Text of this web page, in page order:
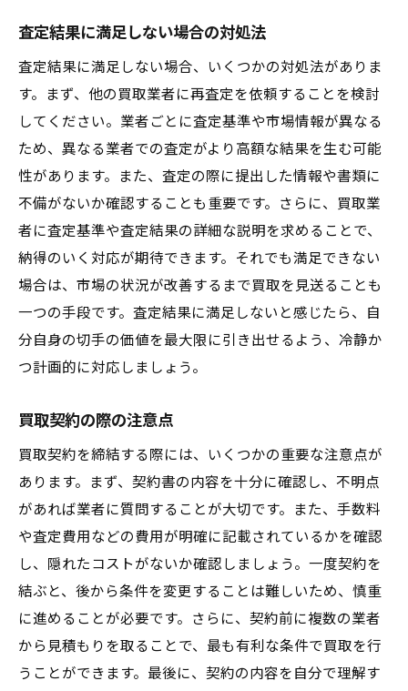
査定結果に満足しない場合の対処法
査定結果に満足しない場合、いくつかの対処法がありま
す。まず、他の買取業者に再査定を依頼することを検討
してください。業者ごとに査定基準や市場情報が異なる
ため、異なる業者での査定がより高額な結果を生む可能
性があります。また、査定の際に提出した情報や書類に
不備がないか確認することも重要です。さらに、買取業
者に査定基準や査定結果の詳細な説明を求めることで、
納得のいく対応が期待できます。それでも満足できない
場合は、市場の状況が改善するまで買取を見送ることも
一つの手段です。査定結果に満足しないと感じたら、自
分自身の切手の価値を最大限に引き出せるよう、冷静か
つ計画的に対応しましょう。
買取契約の際の注意点
買取契約を締結する際には、いくつかの重要な注意点が
あります。まず、契約書の内容を十分に確認し、不明点
があれば業者に質問することが大切です。また、手数料
や査定費用などの費用が明確に記載されているかを確認
し、隠れたコストがないか確認しましょう。一度契約を
結ぶと、後から条件を変更することは難しいため、慎重
に進めることが必要です。さらに、契約前に複数の業者
から見積もりを取ることで、最も有利な条件で買取を行
うことができます。最後に、契約の内容を自分で理解す